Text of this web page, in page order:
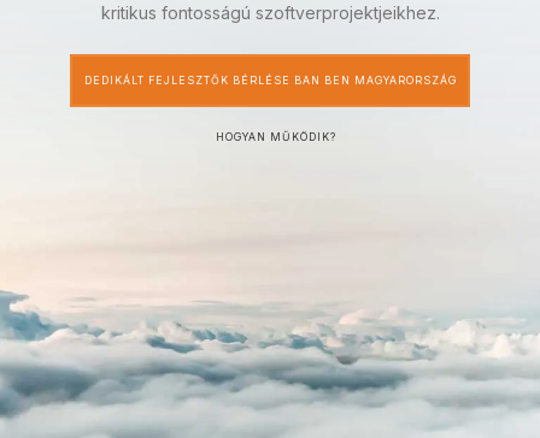
kritikus fontosságú szoftverprojektjeikhez.
DEDIKÁLT FEJLESZTŐK BÉRLÉSE BAN BEN MAGYARORSZÁG
HOGYAN MŰKÖDIK?